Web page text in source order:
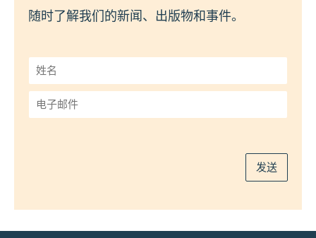
随时了解我们的新闻、出版物和事件。
姓
名
*
子
发送